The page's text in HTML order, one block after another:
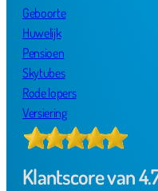
Geboorte
Huwelijk
Pensioen
Skytubes
Rode lopers
Versiering
Klantscore van